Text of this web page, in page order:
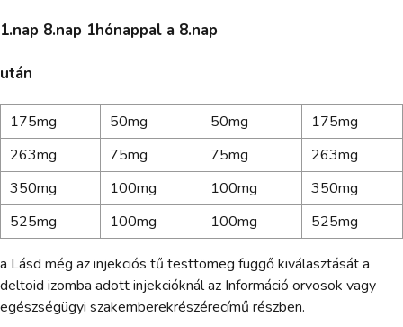
1.nap 8.nap 1hónappal a 8.nap
után
175mg 50mg 50mg
175mg
263mg
75mg 75mg
263mg
350mg
100mg 100mg
350mg
525mg
100mg 100mg 525mg
a Lásd még az injekciós tű testtömeg függő kiválasztását a
deltoid izomba adott injekcióknál az Információ orvosok vagy
egészségügyi szakemberekrészérecímű részben.